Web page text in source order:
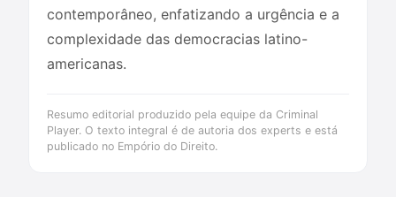
contemporâneo, enfatizando a urgência e a
complexidade das democracias latino-
americanas.
Resumo editorial produzido pela equipe da Criminal
Player. O texto integral é de autoria dos experts e está
publicado no Empório do Direito.